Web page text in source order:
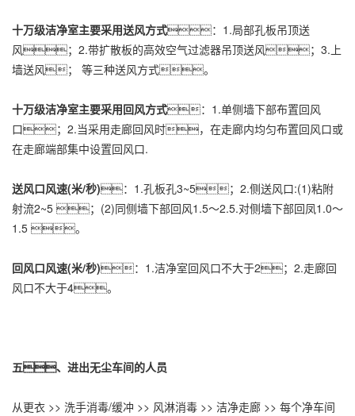
十万级洁净室主要采用送风方式：1.局部孔板吊顶送
风；2.带扩散板的高效空气过滤器吊顶送风；3.上
墙送风； 等三种送风方式。
十万级洁净室主要采用回风方式：1.单侧墙下部布置回风
口；2.当采用走廊回风时，在走廊内均匀布置回风口或
在走廊端部集中设置回风口.
送风口风速(米/秒)：1.孔板孔3~5；2.侧送风口:(1)粘附
射流2~5 ；(2)同侧墙下部回风1.5～2.5.对侧墙下部回凤1.0～
1.5 。
回风口风速(米/秒)：1.洁净室回风口不大于2；2.走廊回
风口不大于4。
五、进出无尘车间的人员
从更衣 >> 洗手消毒/缓冲 >> 风淋消毒 >> 洁净走廊 >> 每个净车间